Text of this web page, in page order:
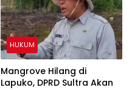
HUKUM
Mangrove Hilang di
Lapuko, DPRD Sultra Akan